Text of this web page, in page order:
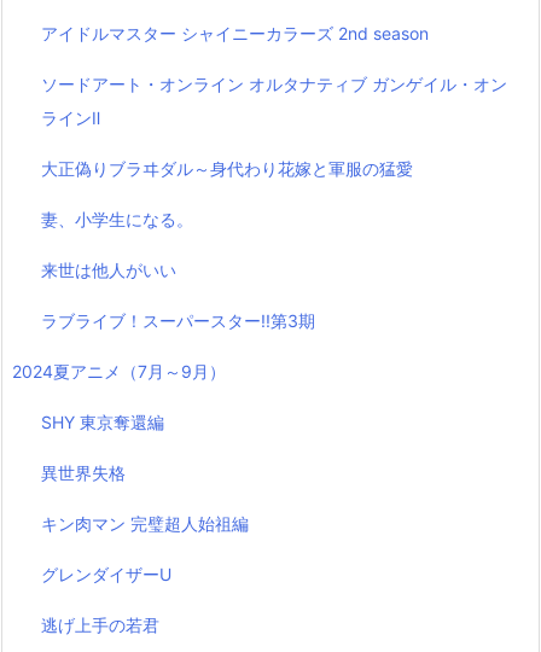
アイドルマスター シャイニーカラーズ 2nd season
ソードアート・オンライン オルタナティブ ガンゲイル・オン
ラインⅡ
大正偽りブラヰダル～身代わり花嫁と軍服の猛愛
妻、小学生になる。
来世は他人がいい
ラブライブ！スーパースター!!第3期
2024夏アニメ（7月～9月）
SHY 東京奪還編
異世界失格
キン肉マン 完璧超人始祖編
グレンダイザーU
逃げ上手の若君